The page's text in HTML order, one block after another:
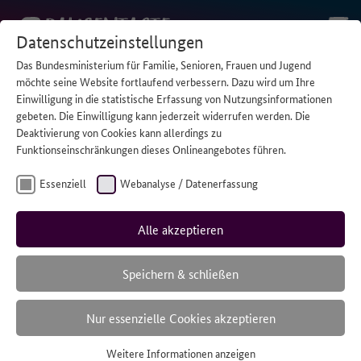
STARTSEITE/WENN PAPA EINE BEHINDERUNG HAT
Wenn Papa
eine
Behinderung
Der Vater von Max und Sebastian lebt nach einem
Autounfall mit einer Behinderung. Ein Gespräch über
Datenschutzeinstellungen
Das Bundesministerium für Familie, Senioren, Frauen und Jugend
möchte seine Website fortlaufend verbessern. Dazu wird um Ihre
Einwilligung in die statistische Erfassung von Nutzungsinformationen
gebeten. Die Einwilligung kann jederzeit widerrufen werden. Die
Deaktivierung von Cookies kann allerdings zu
Funktionseinschränkungen dieses Onlineangebotes führen.
Essenziell Webanalyse / Datenerfassung
Alle akzeptieren
Speichern & schließen
Nur essenzielle Cookies akzeptieren
Weitere Informationen anzeigen